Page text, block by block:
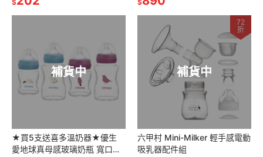
$
$
補貨中
★買5支送喜多溫奶器★優生
愛地球真母感玻璃奶瓶 寬口徑
補貨中
72
折
六甲村 Mini-Milker 輕手感電動
吸乳器配件組